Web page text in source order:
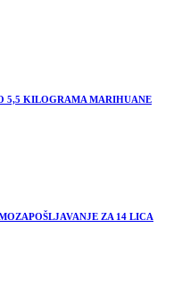
5,5 KILOGRAMA MARIHUANE
ZA 14 LICA